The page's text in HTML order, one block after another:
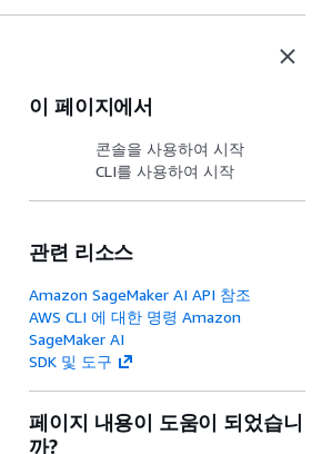
이 페이지에서
콘솔을 사용하여 시작
CLI를 사용하여 시작
관련 리소스
Amazon SageMaker AI API 참조
AWS CLI 에 대한 명령 Amazon
SageMaker AI
SDK 및 도구
페이지 내용이 도움이 되었습니
까?